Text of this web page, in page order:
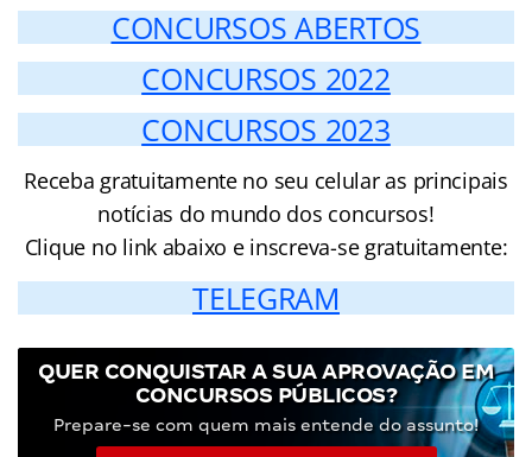
CONCURSOS ABERTOS
CONCURSOS 2022
CONCURSOS 2023
Receba gratuitamente no seu celular as principais
notícias do mundo dos concursos!
Clique no link abaixo e inscreva-se gratuitamente:
TELEGRAM
QUER CONQUISTAR A SUA APROVAÇÃO EM
CONCURSOS PÚBLICOS?
Prepare-se com quem mais entende do assunto!